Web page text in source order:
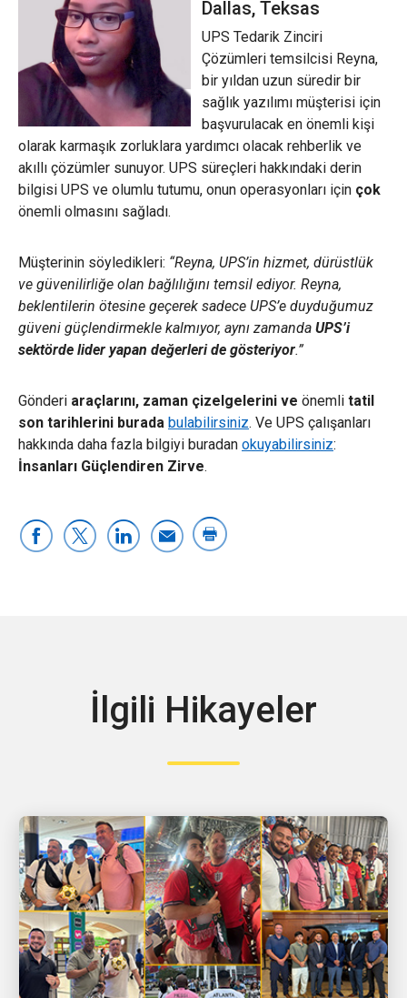
Dallas, Teksas
UPS Tedarik Zinciri
Çözümleri temsilcisi Reyna,
bir yıldan uzun süredir bir
sağlık yazılımı müşterisi için
başvurulacak en önemli kişi
olarak karmaşık zorluklara yardımcı olacak rehberlik ve
akıllı çözümler sunuyor. UPS süreçleri hakkındaki derin
bilgisi UPS ve olumlu tutumu, onun operasyonları için çok
önemli olmasını sağladı.
Müşterinin söyledikleri: “Reyna, UPS’in hizmet, dürüstlük
ve güvenilirliğe olan bağlılığını temsil ediyor. Reyna,
beklentilerin ötesine geçerek sadece UPS’e duyduğumuz
güveni güçlendirmekle kalmıyor, aynı zamanda UPS’i
sektörde lider yapan değerleri de gösteriyor.”
Gönderi araçlarını, zaman çizelgelerini ve önemli tatil
son tarihlerini burada bulabilirsiniz. Ve UPS çalışanları
hakkında daha fazla bilgiyi buradan okuyabilirsiniz:
İnsanları Güçlendiren Zirve.
İlgili Hikayeler